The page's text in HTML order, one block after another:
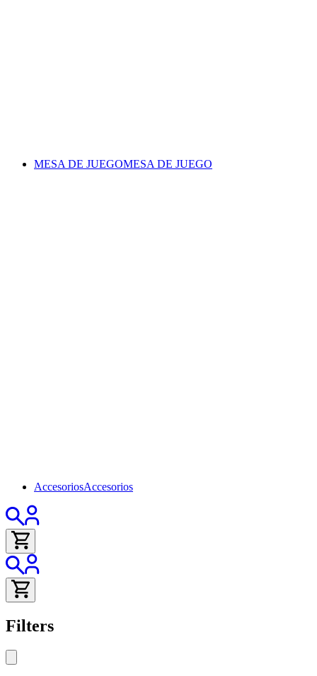
MESA DE JUEGOMESA DE JUEGO
AccesoriosAccesorios
Filters